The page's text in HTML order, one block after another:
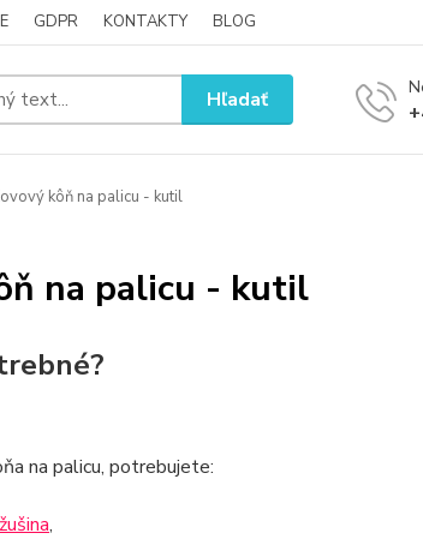
GDPR KONTAKTY BLOG
Hľadať
kôň na palicu - kutil
na palicu - kutil
na palicu, potrebujete:
,